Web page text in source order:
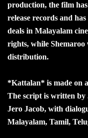
production, the film
release records and
deals in Malayalam
rights, while
distribution.
*Kattalan* is made on
The script is written by
Jero Jacob, with
Malayalam, Tamil,